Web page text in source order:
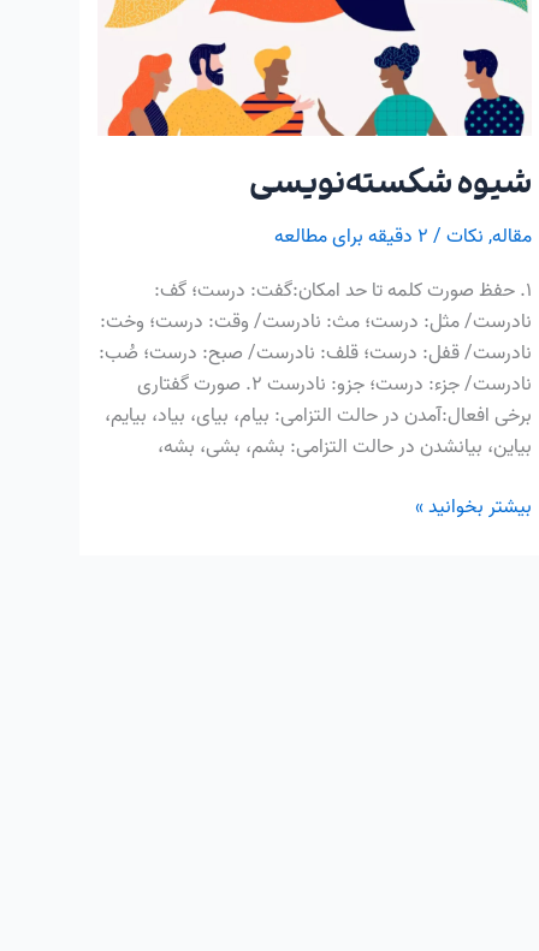
شیوه‌ شکسته‌نویسی
مقاله,نکات/۲ دقیقه برای مطالعه
۱. حفظ صورت کلمه تا حد امکان:گفت: درست؛ گف:
نادرست/ مثل: درست؛ مث: نادرست/ وقت: درست؛ وخت:
نادرست/ قفل: درست؛ قلف: نادرست/ صبح: درست؛ صُب:
نادرست/ جزء: درست؛ جزو: نادرست ۲. صورت گفتاری
برخی افعال:آمدن در حالت التزامی: بیام، بیای، بیاد، بیایم،
بیاین، بیانشدن در حالت التزامی: بشم، بشی، بشه،
بیشتر بخوانید »